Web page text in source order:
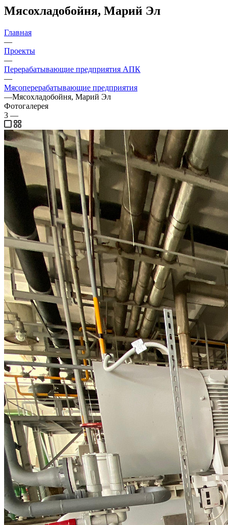
Мясохладобойня, Марий Эл
Главная
—
Проекты
—
Перерабатывающие предприятия АПК
—
Мясоперерабатывающие предприятия
—Мясохладобойня, Марий Эл
Фотогалерея
3 —